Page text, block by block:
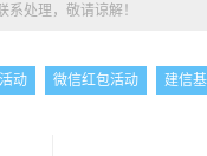
系处理，敬请谅解！
动 微信红包活动 建信